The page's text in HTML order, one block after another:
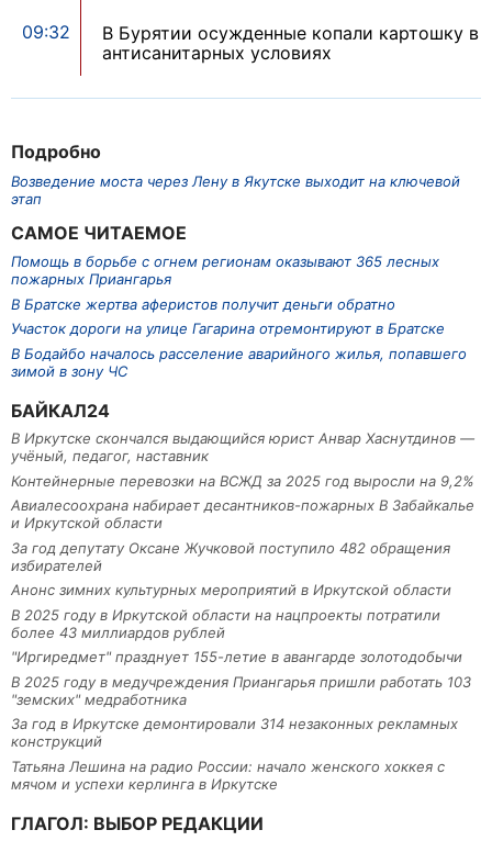
Подробно
Возведение моста через Лену в Якутске выходит на ключевой
этап
САМОЕ ЧИТАЕМОЕ
Помощь в борьбе с огнем регионам оказывают 365 лесных
пожарных Приангарья
В Братске жертва аферистов получит деньги обратно
Участок дороги на улице Гагарина отремонтируют в Братске
В Бодайбо началось расселение аварийного жилья, попавшего
зимой в зону ЧС
БАЙКАЛ24
В Иркутске скончался выдающийся юрист Анвар Хаснутдинов —
учёный, педагог, наставник
Контейнерные перевозки на ВСЖД за 2025 год выросли на 9,2%
Авиалесоохрана набирает десантников-пожарных В Забайкалье
и Иркутской области
За год депутату Оксане Жучковой поступило 482 обращения
избирателей
Анонс зимних культурных мероприятий в Иркутской области
В 2025 году в Иркутской области на нацпроекты потратили
более 43 миллиардов рублей
"Иргиредмет" празднует 155-летие в авангарде золотодобычи
В 2025 году в медучреждения Приангарья пришли работать 103
"земских" медработника
За год в Иркутске демонтировали 314 незаконных рекламных
конструкций
Татьяна Лешина на радио России: начало женского хоккея с
мячом и успехи керлинга в Иркутске
ГЛАГОЛ: ВЫБОР РЕДАКЦИИ
09:32
В Бурятии осужденные копали картошку в
антисанитарных условиях